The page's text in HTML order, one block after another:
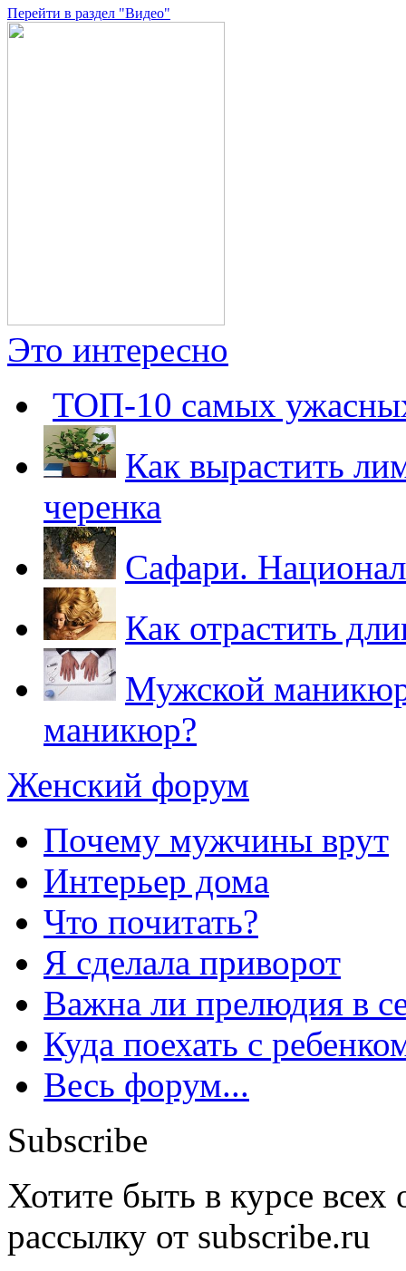
Перейти в раздел "Видео"
Это интересно
ТОП-10 самых
Как вырастить
черенка
Сафари.
Как отрастить
Мужской
маникюр?
Женский форум
Почему мужчины врут
Интерьер дома
Что почитать?
Я сделала приворот
Важна ли прелюдия в
Куда поехать с
Весь форум...
Subscribe
Хотите быть в курсе
рассылку от subscribe.ru